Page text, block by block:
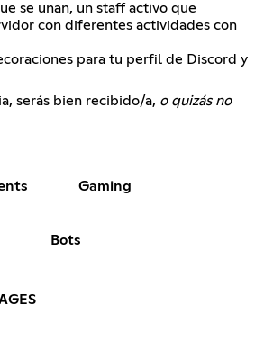
se unan, un staff activo que
con diferentes actividades con
para tu perfil de Discord y
serás bien recibido/a, o quizás no
Gaming
Bots